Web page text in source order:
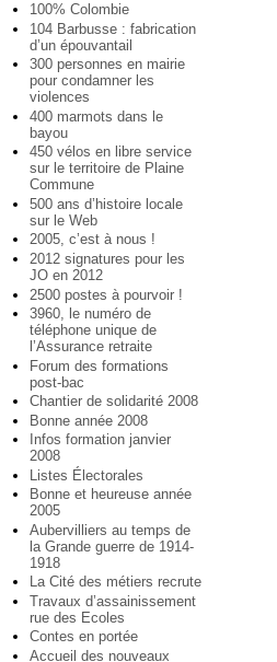
100% Colombie
104 Barbusse : fabrication
d’un épouvantail
300 personnes en mairie
pour condamner les
violences
400 marmots dans le
bayou
450 vélos en libre service
sur le territoire de Plaine
Commune
500 ans d’histoire locale
sur le Web
2005, c’est à nous !
2012 signatures pour les
JO en 2012
2500 postes à pourvoir !
3960, le numéro de
téléphone unique de
l’Assurance retraite
Forum des formations
post-bac
Chantier de solidarité 2008
Bonne année 2008
Infos formation janvier
2008
Listes Électorales
Bonne et heureuse année
2005
Aubervilliers au temps de
la Grande guerre de 1914-
1918
La Cité des métiers recrute
Travaux d’assainissement
rue des Ecoles
Contes en portée
Accueil des nouveaux